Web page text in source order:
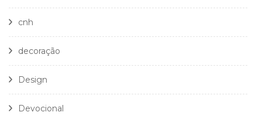
cnh
decoração
Design
Devocional